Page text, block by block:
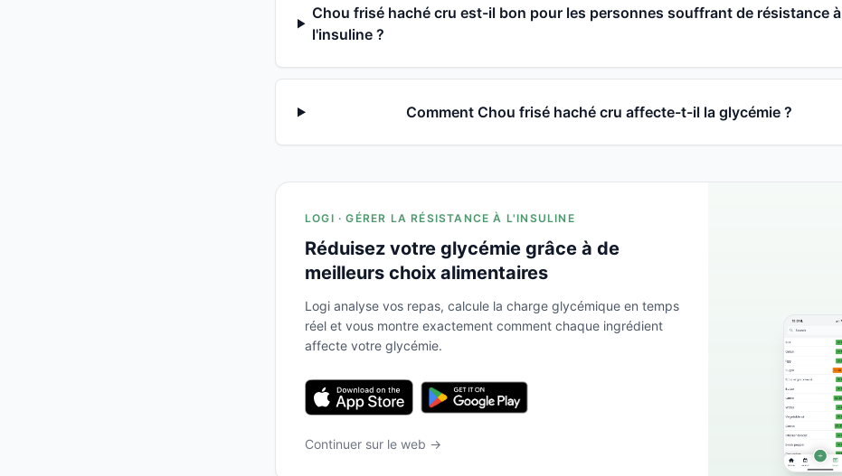
Chou frisé haché cru est-il bon pour les personnes souffrant de résistance à
l'insuline ?
Comment Chou frisé haché cru affecte-t-il la glycémie ?
LOGI · GÉRER LA RÉSISTANCE À L'INSULINE
Réduisez votre glycémie grâce à de
meilleurs choix alimentaires
Logi analyse vos repas, calcule la charge glycémique en temps
réel et vous montre exactement comment chaque ingrédient
affecte votre glycémie.
Continuer sur le web →